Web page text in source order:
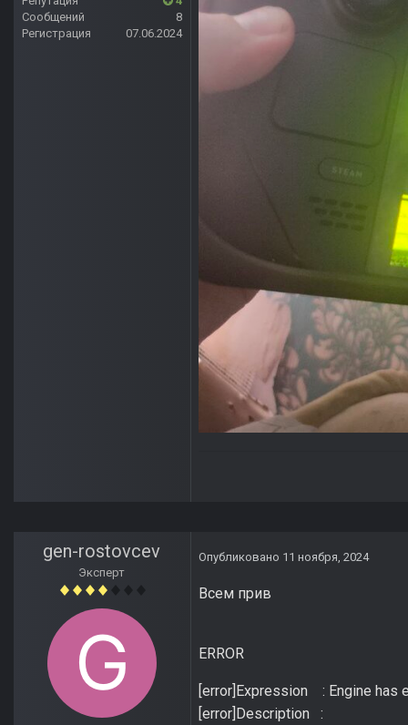
Сообщений
8
Регистрация
07.06.2024
gen-rostovcev
Эксперт
Опубликовано 11 ноября, 2024
Всем прив
ERROR
[error]Expression : Engine has
[error]Description :